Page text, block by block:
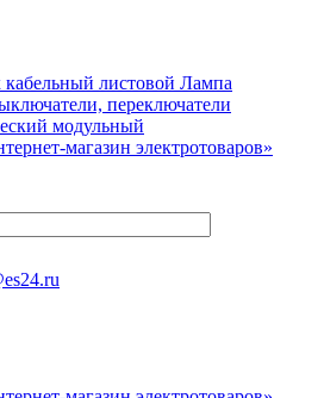
кабельный листовой Лампа
переключатели
модульный